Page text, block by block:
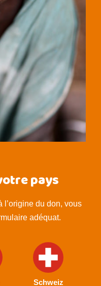
pays
du don, vous
adéquat.
Schweiz